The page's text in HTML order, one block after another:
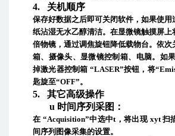
4. 关机顺序
保存好数据之后即可关闭软件，如果使用
纸沾湿无水乙醇清洁。在显微镜触摸屏上
倍物镜，通过调焦旋钮降低载物台。依次
箱、摄像头、显微镜控制箱、电脑。如
掉激光器控制箱 “LASER”按钮，将
匙旋至“OFF”。
5.
其它高级操作
u 时间序列采图 ：
在 “Acquisition”中选中t，将出现xyt扫
间序列图像采集的设置。